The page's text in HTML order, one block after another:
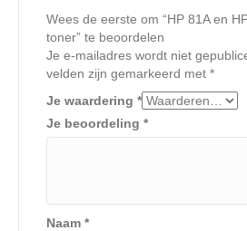
Wees de eerste om “HP 81A en
toner” te beoordelen
Je e-mailadres wordt niet
velden zijn gemarkeerd met *
Je waardering *
Je beoordeling *
Naam *